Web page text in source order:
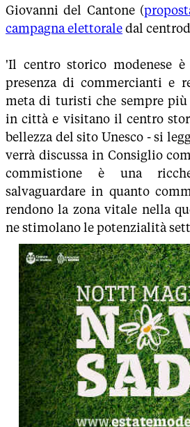
Giovanni del Cantone (
campagna elettoraledal
'Il centro storico modenese
presenza di commercianti e
meta di turisti che sempre
in città e visitano il centro
bellezza del sito Unesco - si
verrà discussa in Consiglio
commistione è una
salvaguardare in quanto
rendono la zona vitale nella
ne stimolano le potenzialità